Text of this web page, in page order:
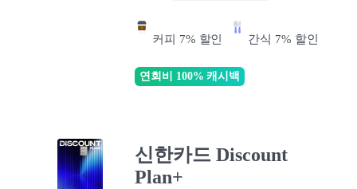
커피 7% 할인 간식 7% 할인
연회비 100% 캐시백
신한카드 Discount
Plan+